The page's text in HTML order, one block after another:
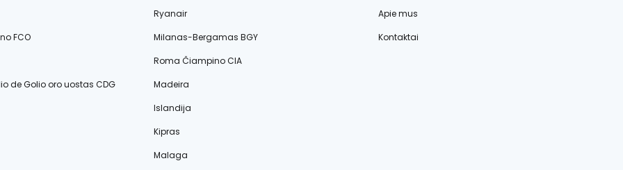
Ryanair
FCO
Milanas-Bergamas BGY
Roma Čiampino CIA
de Golio oro uostas CDG
Madeira
Islandija
Kipras
Malaga
Apie mus
Kontaktai